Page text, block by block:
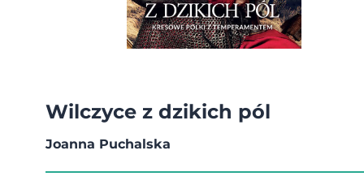
Wilczyce z dzikich pól
Joanna Puchalska